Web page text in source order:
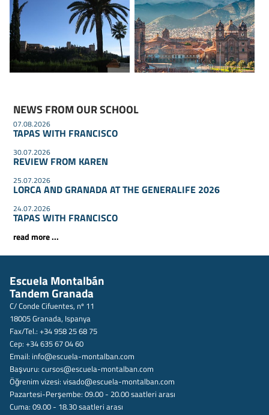
NEWS FROM OUR SCHOOL
07.08.2026
TAPAS WITH FRANCISCO
30.07.2026
REVIEW FROM KAREN
25.07.2026
LORCA AND GRANADA AT THE GENERALIFE 2026
24.07.2026
TAPAS WITH FRANCISCO
read more ...
Escuela Montalbán
Tandem Granada
C/ Conde Cifuentes, nº 11
18005 Granada, Ispanya
Fax/Tel.: +34 958 25 68 75
Cep: +34 635 67 04 60
Email: info@escuela-montalban.com
Başvuru: cursos@escuela-montalban.com
Öğrenim vizesi: visado@escuela-montalban.com
Pazartesi-Perşembe: 09.00 - 20.00 saatleri arası
Cuma: 09.00 - 18.30 saatleri arası